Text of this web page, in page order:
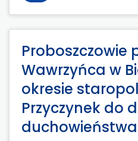
Proboszczowie
Wawrzyńca w
okresie
Przyczynek do